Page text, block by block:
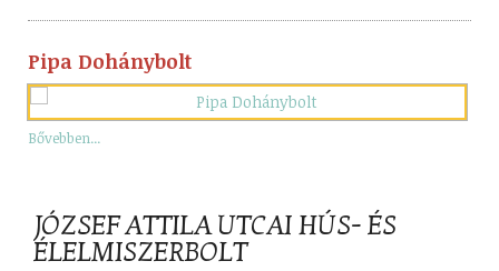
Pipa Dohánybolt
Bővebben...
JÓZSEF ATTILA UTCAI HÚS- ÉS
ÉLELMISZERBOLT